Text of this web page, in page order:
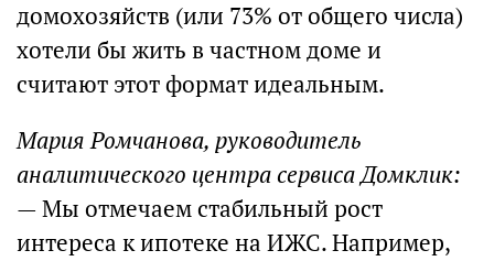
домохозяйств (или 73% от общего числа)
хотели бы жить в частном доме и
считают этот формат идеальным.
Мария Ромчанова, руководитель
аналитического центра сервиса Домклик:
— Мы отмечаем стабильный рост
интереса к ипотеке на ИЖС. Например,